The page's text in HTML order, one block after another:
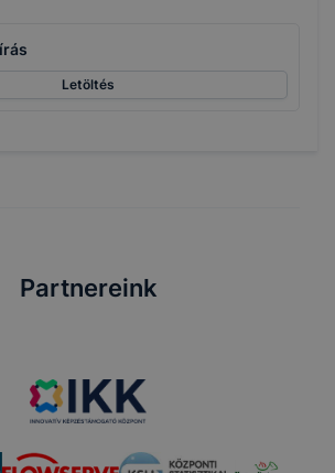
Letöltés
Partnereink